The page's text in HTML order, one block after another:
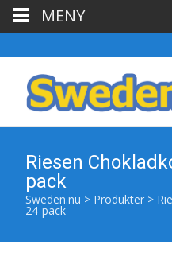
Riesen
pack
Sweden.nu > Produkter >
24-pack
MENY